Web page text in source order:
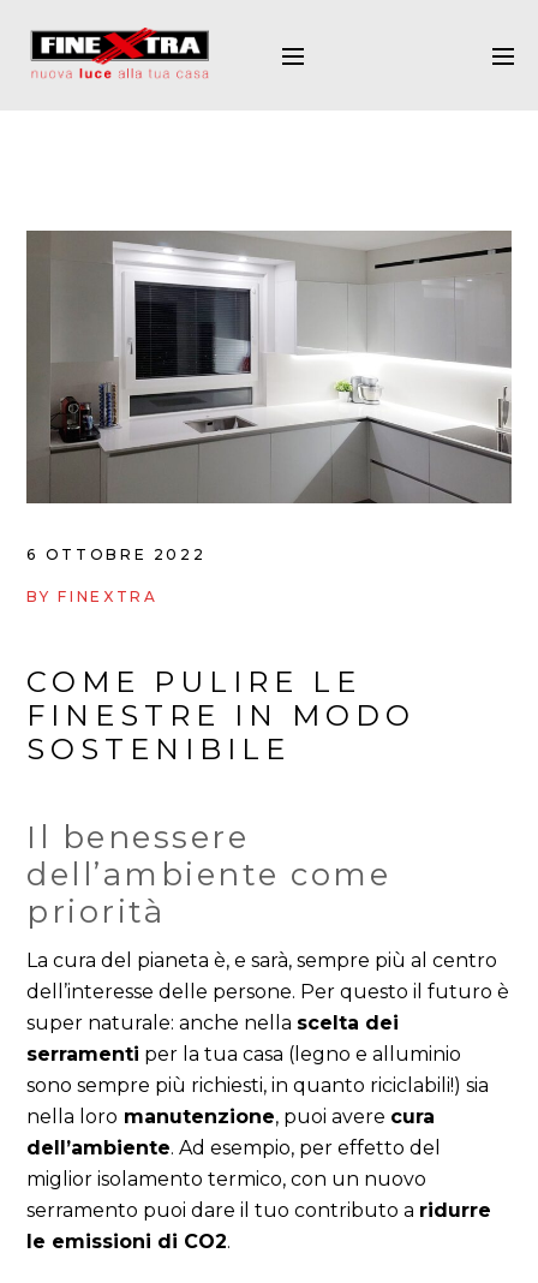
6 OTTOBRE 2022
BY FINEXTRA
COME PULIRE LE
FINESTRE IN MODO
SOSTENIBILE
Il benessere
dell’ambiente come
priorità
La cura del pianeta è, e sarà, sempre più al centro
dell’interesse delle persone. Per questo il futuro è
super naturale: anche nella scelta dei
serramenti per la tua casa (legno e alluminio
sono sempre più richiesti, in quanto riciclabili!) sia
nella loro manutenzione, puoi avere cura
dell’ambiente. Ad esempio, per effetto del
miglior isolamento termico, con un nuovo
serramento puoi dare il tuo contributo a ridurre
le emissioni di CO2.